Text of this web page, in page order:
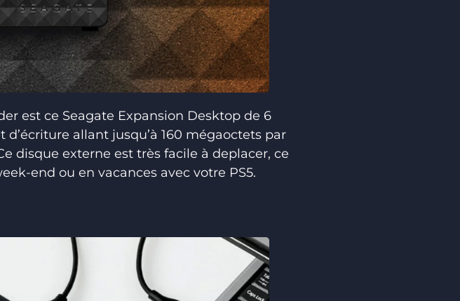
est ce Seagate Expansion Desktop de 6
allant jusqu’à 160 mégaoctets par
disque externe est très facile à deplacer, ce
end ou en vacances avec votre PS5.